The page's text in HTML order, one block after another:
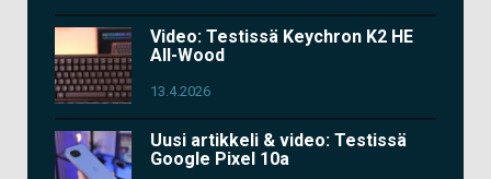
Video: Testissä Keychron K2 HE
All-Wood
13.4.2026
Uusi artikkeli & video: Testissä
Google Pixel 10a